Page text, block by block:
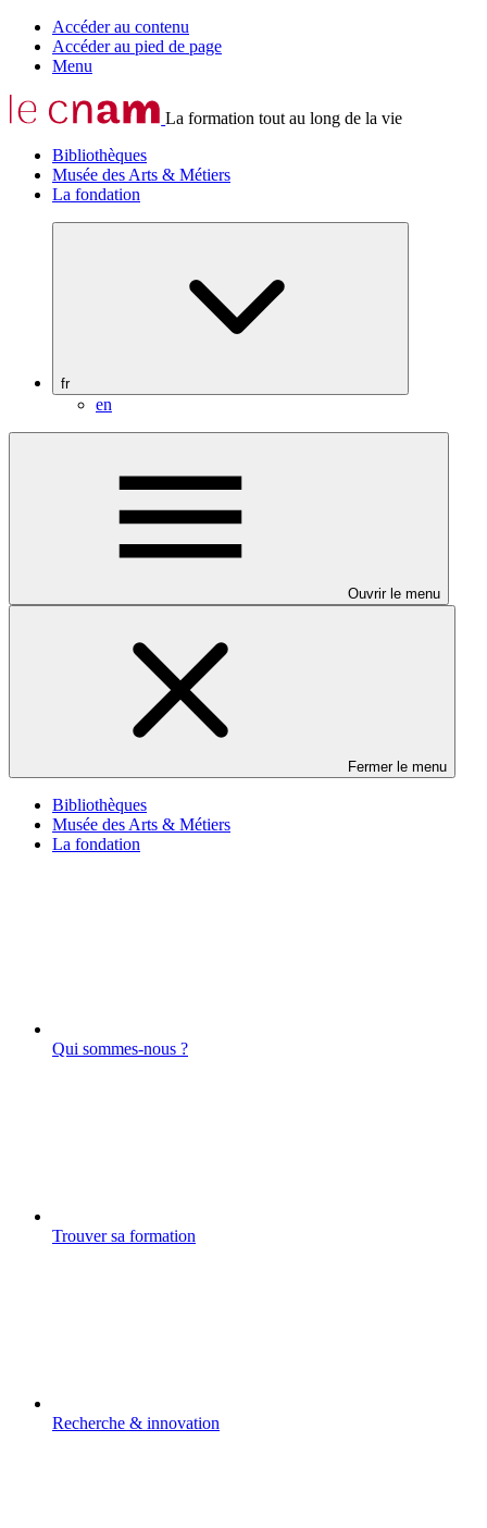
Accéder au contenu
Accéder au pied de page
Menu
La formation tout au long de la vie
Bibliothèques
Musée des Arts & Métiers
La fondation
fr
en
Ouvrir le menu
Fermer le menu
Bibliothèques
Musée des Arts & Métiers
La fondation
Qui sommes-nous ?
Trouver sa formation
Recherche & innovation